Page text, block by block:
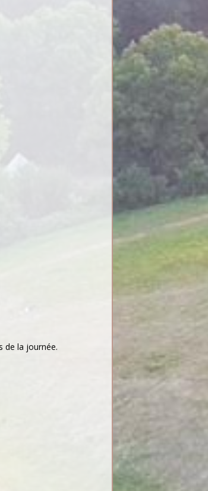
de la journée.